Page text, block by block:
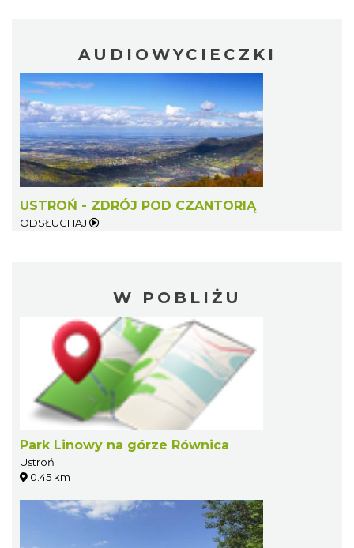
AUDIOWYCIECZKI
USTROŃ - ZDRÓJ POD CZANTORIĄ
ODSŁUCHAJ
W POBLIŻU
Park Linowy na górze Równica
Ustroń
0.45 km